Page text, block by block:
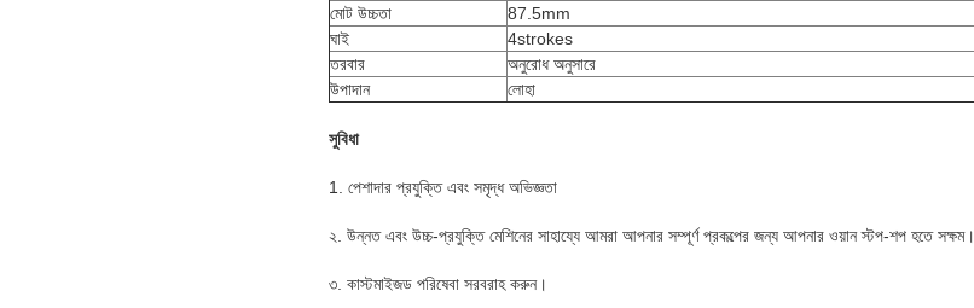
মোট উচ্চতা
87.5mm
ঘাই
4strokes
তরবার
অনুরোধ অনুসারে
উপাদান
লোহা
সুবিধা
1. পেশাদার প্রযুক্তি এবং সমৃদ্ধ অভিজ্ঞতা
২. উন্নত এবং উচ্চ-প্রযুক্তি মেশিনের সাহায্যে আমরা আপনার সম্পূর্ণ প্রকল্পের জন্য আপনার ওয়ান স্টপ-শপ হতে সক্ষম।
৩. কাস্টমাইজড পরিষেবা সরবরাহ করুন।